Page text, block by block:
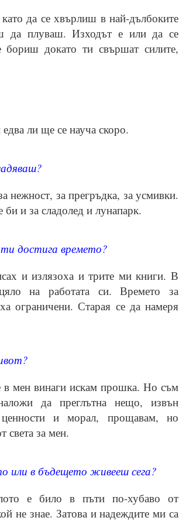
да се хвърлиш в най-дълбоките
да плуваш. Изходът е или да се
докато ти свършат силите,
ли ще се науча скоро.
нежност, за прегръдка, за усмивки.
и за сладолед и лунапарк.
достига времето?
и излязоха и трите ми книги. В
на работата си. Времето за
ограничени. Старая се да намеря
мен винаги искам прошка. Но съм
да преглътна нещо, извън
и морал, прощавам, но
света за мен.
или в бъдещето живееш сега?
е било в пъти по-хубаво от
не знае. Затова и надеждите ми са